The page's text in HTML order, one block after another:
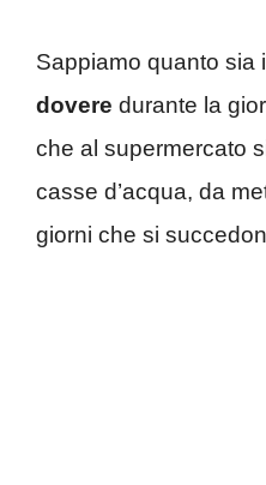
Sappiamo quanto sia
dovere durante la
che al supermercato
casse d’acqua, da
giorni che si